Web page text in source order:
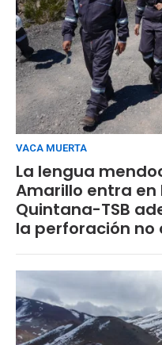
VACA MUERTA
La lengua
Amarillo entra
Quintana-TSB
la perforación no